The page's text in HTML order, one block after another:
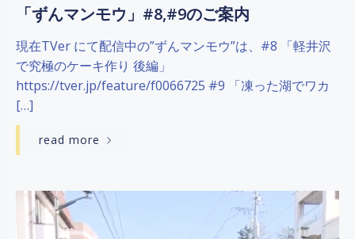
「ずんマンモウ」#8,#9のご案内
現在TVer にて配信中の”ずんマンモウ”は、#8 「軽井沢
で究極のケーキ作り 後編」
https://tver.jp/feature/f0066725 #9 「凍った湖でワカ
[…]
read more